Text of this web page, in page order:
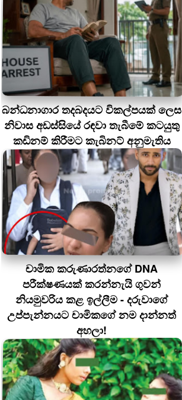
බන්ධනාගාර තදබදයට විකල්පයක් ලෙස
නිවාස අඩස්සියේ රඳවා තැබීමේ කටයුතු
කඩිනම් කිරීමට කැබිනට් අනුමැතිය
චාමික කරුණාරත්නගේ DNA
පරීක්ෂණයක් කරන්නැයි ගුවන්
නියමුවරිය කළ ඉල්ලීම - දරුවාගේ
උප්පැන්නයට චාමිකගේ නම දාන්නත්
අහලා!